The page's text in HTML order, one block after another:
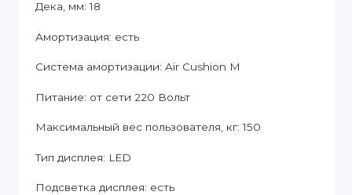
Дека, мм: 18
Амортизация: есть
Система амортизации: Air Cushion M
Питание: от сети 220 Вольт
Максимальный вес пользователя, кг: 150
Тип дисплея: LED
Подсветка дисплея: есть